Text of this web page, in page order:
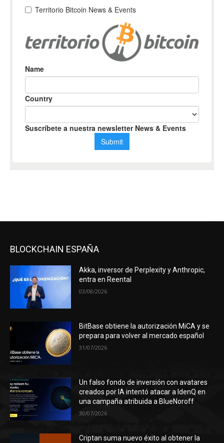
BLOCKCHAIN ESPAÑA
Akka, inversor de Perplexity y Anthropic,
entra en Reental
03/08/2026
BitBase obtiene la autorización MiCA y se
prepara para volver al mercado español
31/07/2026
Un falso fondo de inversión con avatares
creados por IA intentó atacar a IdenQ en
una campaña atribuida a BlueNoroff
30/07/2026
Criptan suma nuevo éxito al obtener la